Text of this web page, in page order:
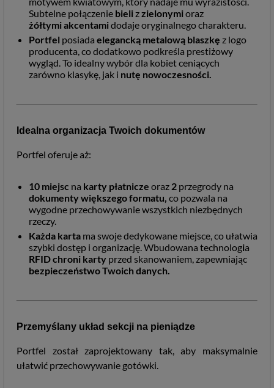
Subtelne połączenie bielizzielonymioraz
żółtymi akcentamidodaje oryginalnego charakteru.
Portfel posiada elegancką metalową blaszkę z logo
producenta, co dodatkowo podkreśla prestiżowy
wygląd. To idealny wybór dla kobiet ceniących
zarówno klasykę, jak i nutę nowoczesności.
Idealna organizacja Twoich dokumentów
Portfel oferuje aż:
10 miejsc na karty płatnicze oraz 2 przegrody na
dokumenty większego formatu, co pozwala na
wygodne przechowywanie wszystkich niezbędnych
rzeczy.
Każda karta ma swoje dedykowane miejsce, co ułatwia
szybki dostęp i organizację. Wbudowana technologia
RFID chroni karty przed skanowaniem, zapewniając
bezpieczeństwo Twoich danych.
Przemyślany układ sekcji na pieniądze
Portfel został zaprojektowany tak, aby maksymalnie
ułatwić przechowywanie gotówki.